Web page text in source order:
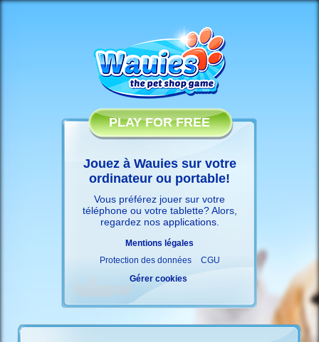
PLAY FOR FREE
Jouez à Wauies sur votre
ordinateur ou portable!
Vous préférez jouer sur votre
téléphone ou votre tablette? Alors,
regardez nos applications.
Mentions légales
Protection des données
CGU
Gérer cookies